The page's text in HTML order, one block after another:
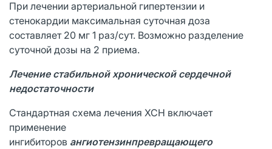
При лечении артериальной гипертензии и
стенокардии максимальная суточная доза
составляет 20 мг 1 раз/сут. Возможно разделение
суточной дозы на 2 приема.
Лечение стабильной хронической сердечной
недостаточности
Стандартная схема лечения ХСН включает
применение
ингибиторов ангиотензинпревращающего